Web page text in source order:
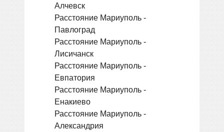
Алчевск
Расстояние Мариуполь -
Павлоград
Расстояние Мариуполь -
Лисичанск
Расстояние Мариуполь -
Евпатория
Расстояние Мариуполь -
Енакиево
Расстояние Мариуполь -
Александрия